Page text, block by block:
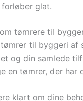
glat.
tømrere til
til byggeri af
og din samlede
en tømrer, der har
klart om dine